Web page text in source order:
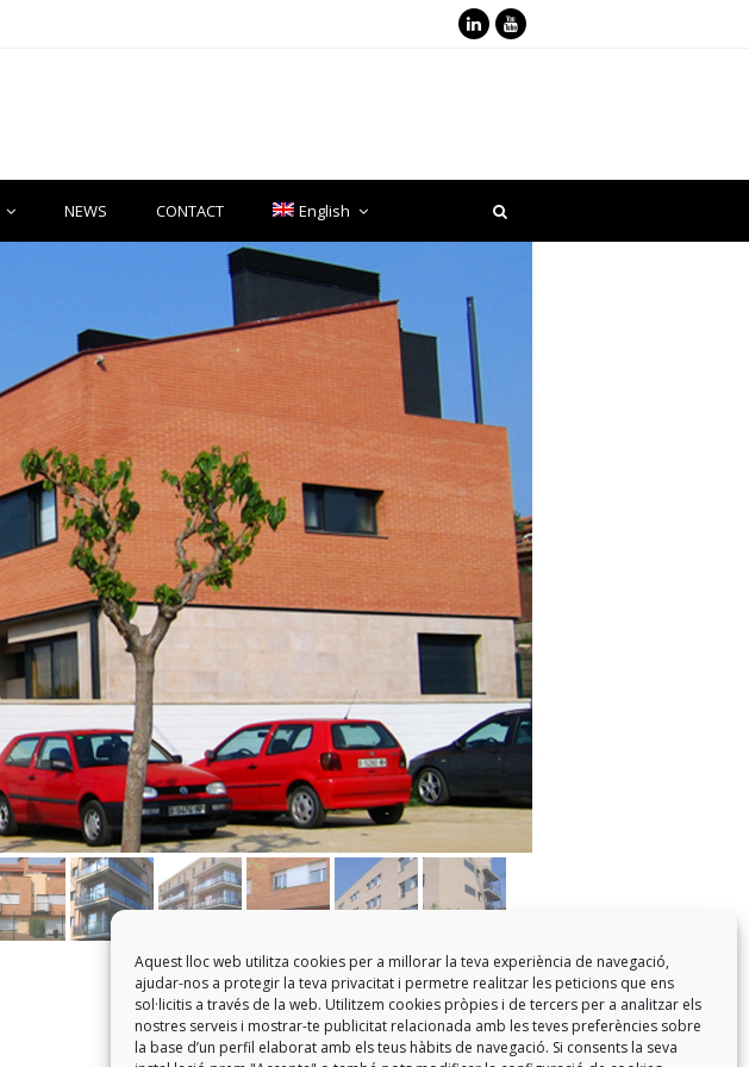
Aquest lloc web utilitza cookies per a millorar la teva experiència de navegació,
ajudar-nos a protegir la teva privacitat i permetre realitzar les peticions que ens
sol·licitis a través de la web. Utilitzem cookies pròpies i de tercers per a analitzar els
nostres serveis i mostrar-te publicitat relacionada amb les teves preferències sobre
la base d’un perfil elaborat amb els teus hàbits de navegació. Si consents la seva
LinkedInYoutube
NEWS CONTACT English